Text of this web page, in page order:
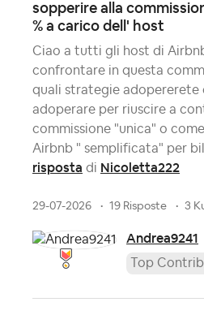
sopperire alla
% a carico dell' host
Ciao a tutti gli host di
confrontare in questa
quali strategie adopererete
adoperare per riuscire a
commissione "unica" o
Airbnb " semplificata" per
risposta di Nicoletta222
29-07-2026 19 Risposte 3
Andrea9241
Top